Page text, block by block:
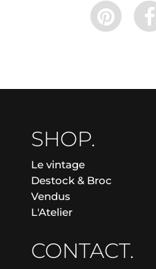
SHOP.
Le vintage
Destock & Broc
Vendus
L'Atelier
CONTACT.